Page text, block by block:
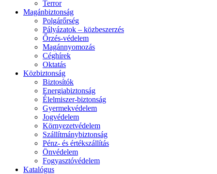
Terror
Magánbiztonság
Polgárőrség
Pályázatok – közbeszerzés
Őrzés-védelem
Magánnyomozás
Céghírek
Oktatás
Közbiztonság
Biztosítók
Energiabiztonság
Élelmiszer-biztonság
Gyermekvédelem
Jogvédelem
Környezetvédelem
Szállítmánybiztonság
Pénz- és értékszállítás
Önvédelem
Fogyasztóvédelem
Katalógus